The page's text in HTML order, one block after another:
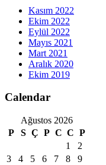
Kasım 2022
Ekim 2022
Eylül 2022
Mayıs 2021
Mart 2021
Aralık 2020
Ekim 2019
Calendar
Ağustos 2026
P
S Ç P C C P
1
2
3
4 5 6 7 8
9